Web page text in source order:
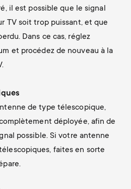
il est possible que le signal
TV soit trop puissant, et que
Dans ce cas, réglez
et procédez de nouveau à la
de type télescopique,
déployée, afin de
possible. Si votre antenne
faites en sorte